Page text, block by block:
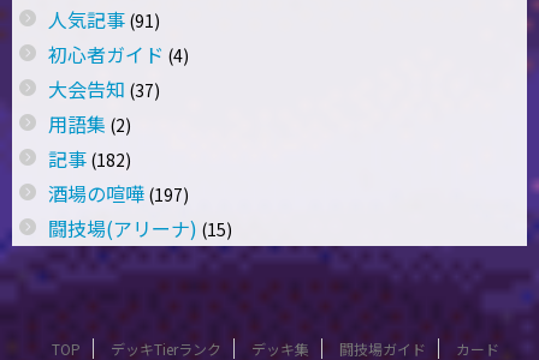
人気記事 (91)
初心者ガイド (4)
大会告知 (37)
用語集 (2)
記事 (182)
酒場の喧嘩 (197)
闘技場(アリーナ) (15)
TOP デッキTierランク デッキ集 闘技場ガイド
カード